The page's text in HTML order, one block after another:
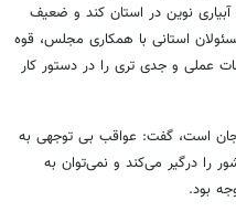
نوین در استان کند و ضعیف
استانی با همکاری مجلس، قوه
عملی و جدی تری را در دستور کار
است، گفت: عواقب بی توجهی به
را درگیر می‌کند و نمی‌توان به
بود.